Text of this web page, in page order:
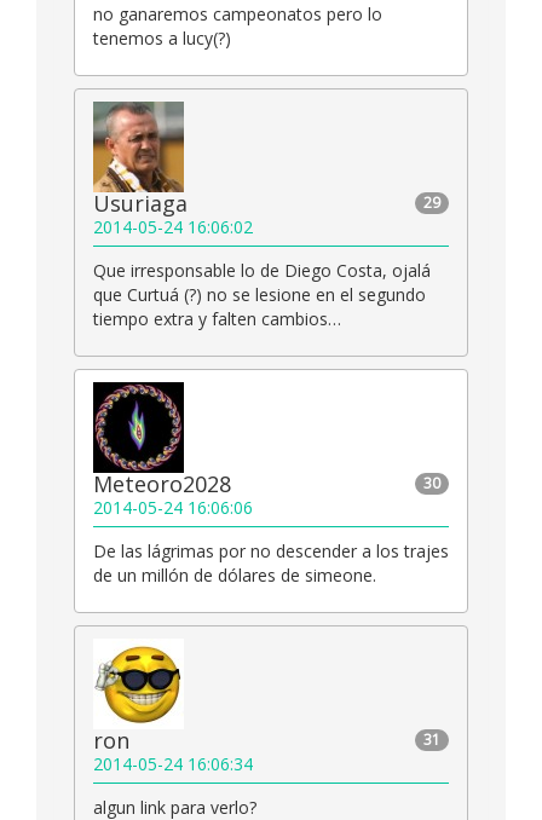
no ganaremos campeonatos pero lo
tenemos a lucy(?)
29
Usuriaga
2014-05-24 16:06:02
Que irresponsable lo de Diego Costa, ojalá
que Curtuá (?) no se lesione en el segundo
tiempo extra y falten cambios…
30
Meteoro2028
2014-05-24 16:06:06
De las lágrimas por no descender a los trajes
de un millón de dólares de simeone.
31
ron
2014-05-24 16:06:34
algun link para verlo?